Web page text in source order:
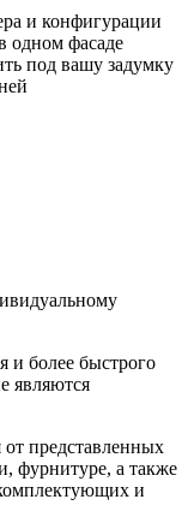
и конфигурации
одном фасаде
под вашу задумку
и более быстрого
являются
от представленных
фурнитуре, а также
и